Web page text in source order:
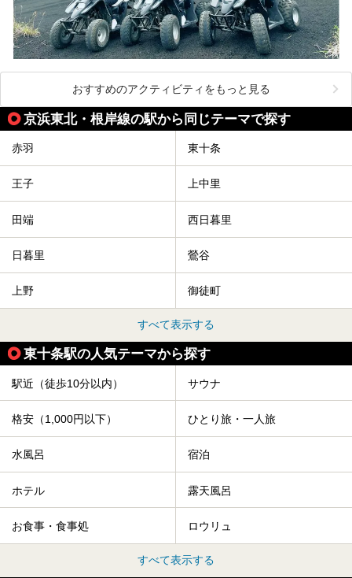
おすすめのアクティビティをもっと見る
京浜東北・根岸線の駅から同じテーマで探す
赤羽 東十条
王子 上中里
田端 西日暮里
日暮里 鶯谷
上野 御徒町
すべて表示する
東十条駅の人気テーマから探す
駅近（徒歩10分以内） サウナ
格安（1,000円以下） ひとり旅・一人旅
水風呂 宿泊
ホテル 露天風呂
お食事・食事処 ロウリュ
すべて表示する